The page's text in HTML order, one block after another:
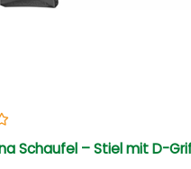
Schaufel – Stiel mit D-